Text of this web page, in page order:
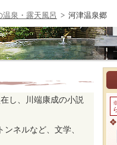
温泉・露天風呂 > 河津温泉郷
し、川端康成の小説
ネルなど、文学、